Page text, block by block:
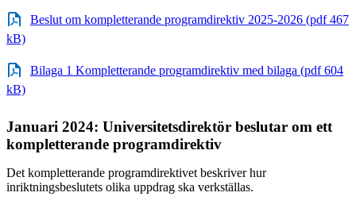
Beslut om kompletterande programdirektiv 2025-2026 (pdf 467
kB)
Bilaga 1 Kompletterande programdirektiv med bilaga (pdf 604
kB)
Januari 2024: Universitetsdirektör beslutar om ett
kompletterande programdirektiv
Det kompletterande programdirektivet beskriver hur
inriktningsbeslutets olika uppdrag ska verkställas.